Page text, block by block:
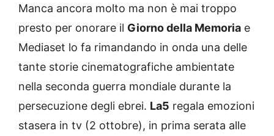
Manca ancora molto ma non è mai troppo
presto per onorare il Giorno della Memoria e
Mediaset lo fa rimandando in onda una delle
tante storie cinematografiche ambientate
nella seconda guerra mondiale durante la
persecuzione degli ebrei. La5 regala emozioni
stasera in tv (2 ottobre), in prima serata alle